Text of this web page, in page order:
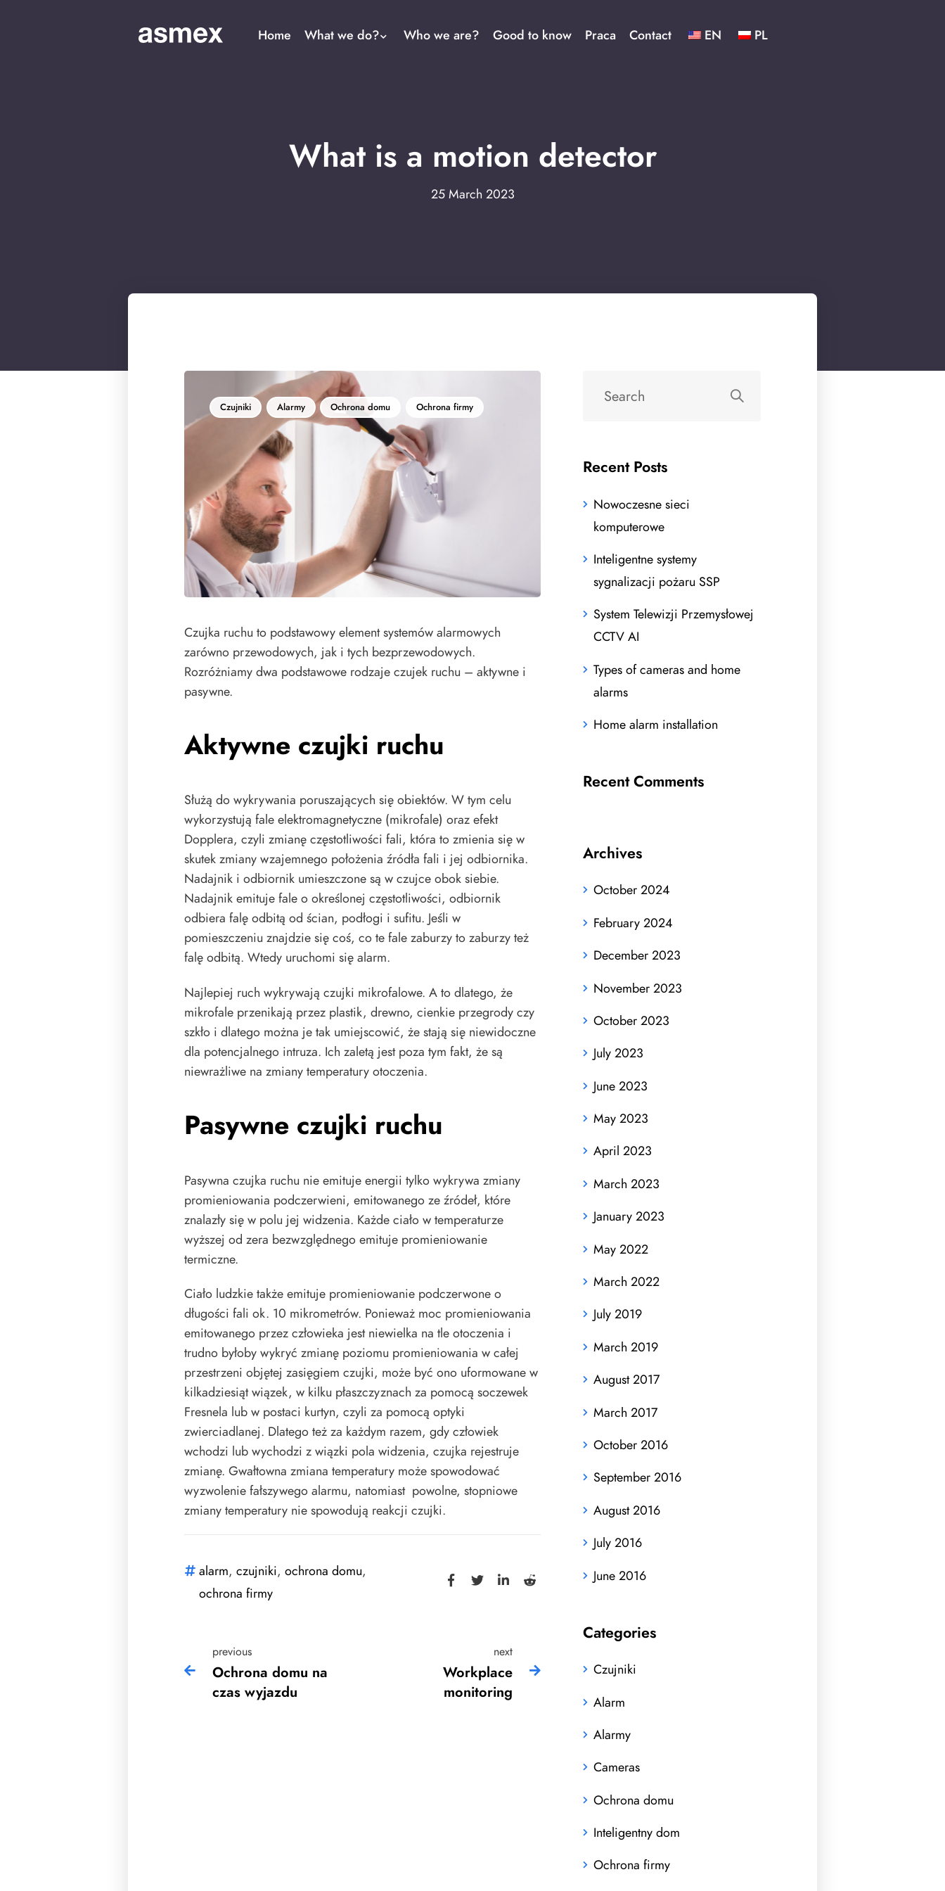
Home What we do? Who we are? Good to know Praca Contact EN PL
What is a motion detector
25 March 2023
Czujniki Alarmy Ochrona domu Ochrona firmy
Czujka ruchu to podstawowy element systemów alarmowych
zarówno przewodowych, jak i tych bezprzewodowych.
Rozróżniamy dwa podstawowe rodzaje czujek ruchu – aktywne i
pasywne.
Aktywne czujki ruchu
Służą do wykrywania poruszających się obiektów. W tym celu
wykorzystują fale elektromagnetyczne (mikrofale) oraz efekt
Dopplera, czyli zmianę częstotliwości fali, która to zmienia się w
skutek zmiany wzajemnego położenia źródła fali i jej odbiornika.
Nadajnik i odbiornik umieszczone są w czujce obok siebie.
Nadajnik emituje fale o określonej częstotliwości, odbiornik
odbiera falę odbitą od ścian, podłogi i sufitu. Jeśli w
pomieszczeniu znajdzie się coś, co te fale zaburzy to zaburzy też
falę odbitą. Wtedy uruchomi się alarm.
Najlepiej ruch wykrywają czujki mikrofalowe. A to dlatego, że
mikrofale przenikają przez plastik, drewno, cienkie przegrody czy
szkło i dlatego można je tak umiejscowić, że stają się niewidoczne
dla potencjalnego intruza. Ich zaletą jest poza tym fakt, że są
niewrażliwe na zmiany temperatury otoczenia.
Pasywne czujki ruchu
Pasywna czujka ruchu nie emituje energii tylko wykrywa zmiany
promieniowania podczerwieni, emitowanego ze źródeł, które
znalazły się w polu jej widzenia. Każde ciało w temperaturze
wyższej od zera bezwzględnego emituje promieniowanie
termiczne.
Ciało ludzkie także emituje promieniowanie podczerwone o
długości fali ok. 10 mikrometrów. Ponieważ moc promieniowania
emitowanego przez człowieka jest niewielka na tle otoczenia i
trudno byłoby wykryć zmianę poziomu promieniowania w całej
przestrzeni objętej zasięgiem czujki, może być ono uformowane w
kilkadziesiąt wiązek, w kilku płaszczyznach za pomocą soczewek
Fresnela lub w postaci kurtyn, czyli za pomocą optyki
zwierciadlanej. Dlatego też za każdym razem, gdy człowiek
wchodzi lub wychodzi z wiązki pola widzenia, czujka rejestruje
zmianę. Gwałtowna zmiana temperatury może spowodować
wyzwolenie fałszywego alarmu, natomiast powolne, stopniowe
zmiany temperatury nie spowodują reakcji czujki.
alarm, czujniki, ochrona domu,
ochrona firmy
previous
Ochrona domu na
czas wyjazdu
next
Workplace
monitoring
Recent Posts
Nowoczesne sieci
komputerowe
Inteligentne systemy
sygnalizacji pożaru SSP
System Telewizji Przemysłowej
CCTV AI
Types of cameras and home
alarms
Home alarm installation
Recent Comments
Archives
October 2024
February 2024
December 2023
November 2023
October 2023
July 2023
June 2023
May 2023
April 2023
March 2023
January 2023
May 2022
March 2022
July 2019
March 2019
August 2017
March 2017
October 2016
September 2016
August 2016
July 2016
June 2016
Categories
Czujniki
Alarm
Alarmy
Cameras
Ochrona domu
Inteligentny dom
Ochrona firmy